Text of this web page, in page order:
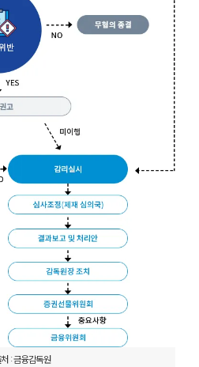
: 금융감독원